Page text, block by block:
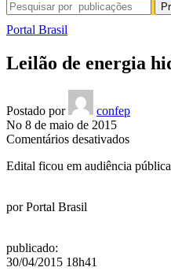
Portal Brasil
Leilão de energia
Postado por
confep
No 8 de maio de 2015
Comentários desativadosem
de
Edital ficou em audiência
porPortal Brasil
publicado:
30/04/2015 18h41